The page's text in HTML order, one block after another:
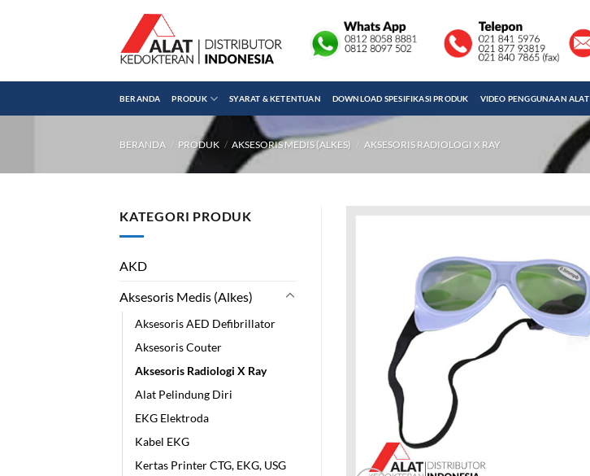
BERANDA PRODUK SYARAT & KETENTUAN DOWNLOAD SPESIFIKASI PRODUK VIDEO PENGGUNAAN ALAT
BERANDA / PRODUK / AKSESORIS MEDIS (ALKES) / AKSESORIS RADIOLOGI X RAY
KATEGORI PRODUK
AKD
Aksesoris Medis (Alkes)
Aksesoris AED Defibrillator
Aksesoris Couter
Aksesoris Radiologi X Ray
Alat Pelindung Diri
EKG Elektroda
Kabel EKG
Kertas Printer CTG, EKG, USG